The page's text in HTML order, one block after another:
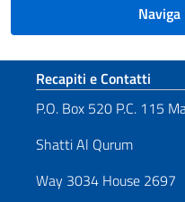
Sezione
Recapiti e Contatti
P.O. Box 520 P.C. 115
Shatti Al Qurum
Way 3034 House 2697